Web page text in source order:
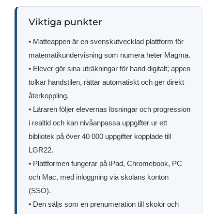
Viktiga punkter
• Matteappen är en svenskutvecklad plattform för
matematikundervisning som numera heter Magma.
• Elever gör sina uträkningar för hand digitalt; appen
tolkar handstilen, rättar automatiskt och ger direkt
återkoppling.
• Läraren följer elevernas lösningar och progression
i realtid och kan nivåanpassa uppgifter ur ett
bibliotek på över 40 000 uppgifter kopplade till
LGR22.
• Plattformen fungerar på iPad, Chromebook, PC
och Mac, med inloggning via skolans konton
(SSO).
• Den säljs som en prenumeration till skolor och